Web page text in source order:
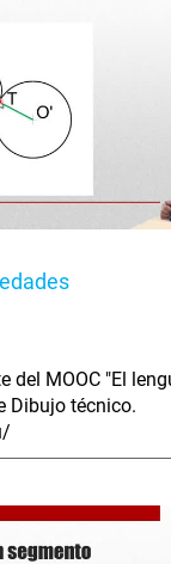
del MOOC "El
Dibujo técnico.